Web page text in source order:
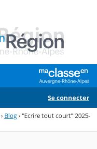
Se connecter
› Blog›"Ecrire tout court" 2025-